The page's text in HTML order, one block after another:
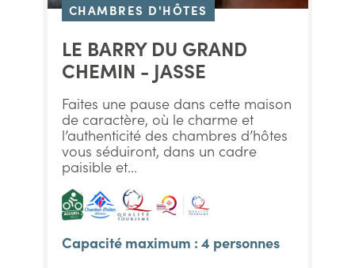
CHAMBRES D'HÔTES
LE BARRY DU GRAND
CHEMIN - JASSE
Faites une pause dans cette maison
de caractère, où le charme et
l’authenticité des chambres d’hôtes
vous séduiront, dans un cadre
paisible et...
Capacité maximum : 4 personnes